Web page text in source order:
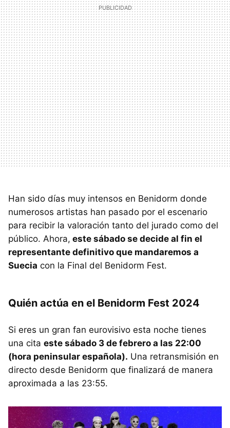
Han sido días muy intensos en Benidorm donde
numerosos artistas han pasado por el escenario
para recibir la valoración tanto del jurado como del
público. Ahora, este sábado se decide al fin el
representante definitivo que mandaremos a
Suecia con la Final del Benidorm Fest.
Quién actúa en el Benidorm Fest 2024
Si eres un gran fan eurovisivo esta noche tienes
una cita este sábado 3 de febrero a las 22:00
(hora peninsular española). Una retransmisión en
directo desde Benidorm que finalizará de manera
aproximada a las 23:55.